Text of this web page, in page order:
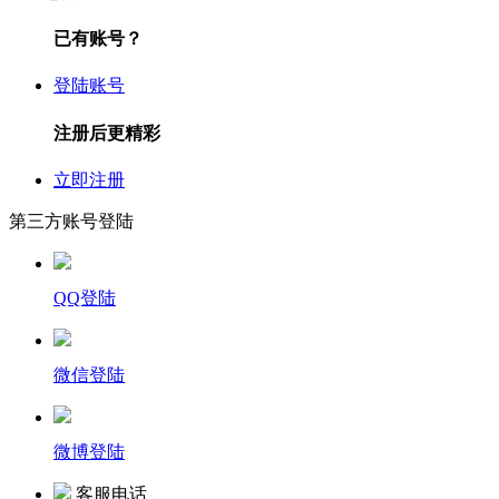
已有账号？
登陆账号
注册后更精彩
立即注册
第三方账号登陆
QQ登陆
微信登陆
微博登陆
客服电话